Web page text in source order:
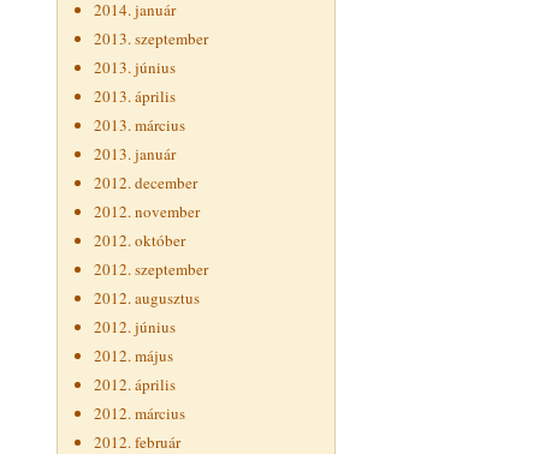
2014. január
2013. szeptember
2013. június
2013. április
2013. március
2013. január
2012. december
2012. november
2012. október
2012. szeptember
2012. augusztus
2012. június
2012. május
2012. április
2012. március
2012. február